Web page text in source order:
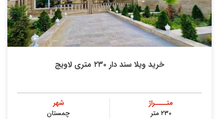
خرید ویلا سند دار ۲۳۰ متری لاویج
متــــراژ
۲۳۰ متر
شهر
چمستان